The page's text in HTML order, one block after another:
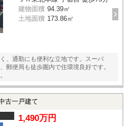
建物面積 94.39㎡
土地面積 173.86㎡
、通勤にも便利な立地です。スーパ
郵便局も徒歩圏内で住環境良好です。
古一戸建て
1,490万円